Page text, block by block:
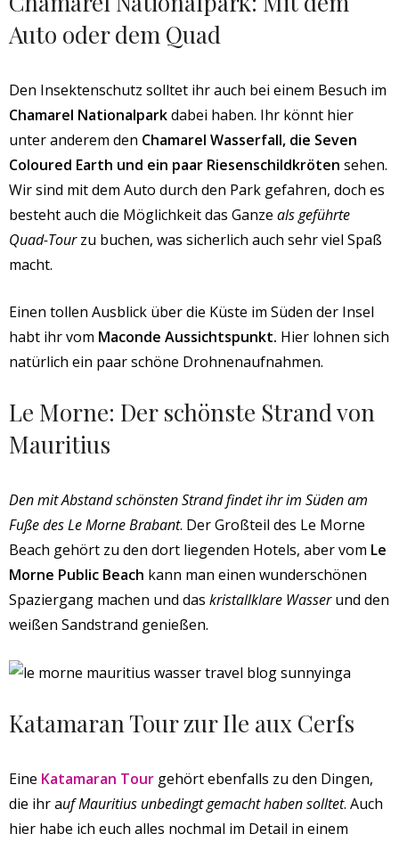
Auto oder dem Quad
Den Insektenschutz solltet ihr auch bei einem Besuch im
Chamarel Nationalparkdabei haben. Ihr könnt hier
unter anderem den Chamarel Wasserfall, die Seven
Coloured Earth und ein paar Riesenschildkröten sehen.
Wir sind mit dem Auto durch den Park gefahren, doch es
besteht auch die Möglichkeit das Ganze als geführte
Quad-Tourzu buchen, was sicherlich auch sehr viel Spaß
macht.
Einen tollen Ausblick über die Küste im Süden der Insel
habt ihr vom Maconde Aussichtspunkt. Hier lohnen sich
natürlich ein paar schöne Drohnenaufnahmen.
Le Morne: Der schönste Strand von
Mauritius
Den mit Abstand schönsten Strand findet ihr im Süden am
Fuße des Le Morne Brabant. Der Großteil des Le Morne
Beach gehört zu den dort liegenden Hotels, aber vom Le
Morne Public Beach kann man einen wunderschönen
Spaziergang machen und das kristallklare Wasserund den
weißen Sandstrand genießen.
Katamaran Tour zur Ile aux Cerfs
Eine Katamaran Tour gehört ebenfalls zu den Dingen,
die ihr auf Mauritius unbedingt gemacht haben solltet. Auch
hier habe ich euch alles nochmal im Detail in einem